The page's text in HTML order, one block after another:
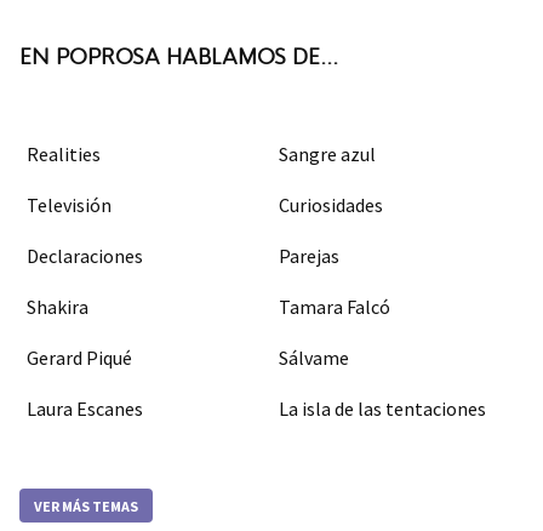
EN POPROSA HABLAMOS DE...
Realities Sangre azul
Televisión Curiosidades
Declaraciones Parejas
Shakira Tamara Falcó
Gerard Piqué Sálvame
Laura Escanes La isla de las tentaciones
VER MÁS TEMAS